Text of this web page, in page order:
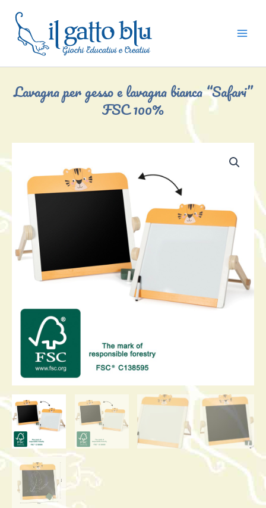
contenuto
Lavagna per gesso e lavagna bianca “Safari”
FSC 100%